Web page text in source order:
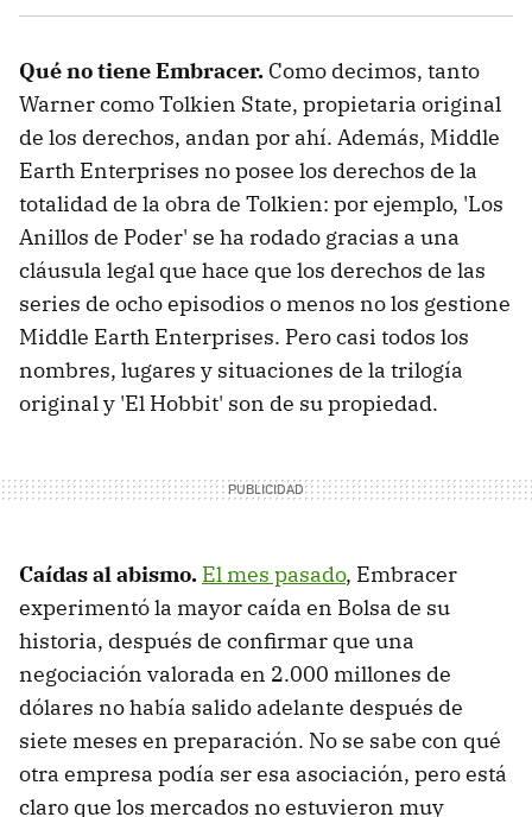
Qué no tiene Embracer. Como decimos, tanto
Warner como Tolkien State, propietaria original
de los derechos, andan por ahí. Además, Middle
Earth Enterprises no posee los derechos de la
totalidad de la obra de Tolkien: por ejemplo, 'Los
Anillos de Poder' se ha rodado gracias a una
cláusula legal que hace que los derechos de las
series de ocho episodios o menos no los gestione
Middle Earth Enterprises. Pero casi todos los
nombres, lugares y situaciones de la trilogía
original y 'El Hobbit' son de su propiedad.
Caídas al abismo. El mes pasado, Embracer
experimentó la mayor caída en Bolsa de su
historia, después de confirmar que una
negociación valorada en 2.000 millones de
dólares no había salido adelante después de
siete meses en preparación. No se sabe con qué
otra empresa podía ser esa asociación, pero está
claro que los mercados no estuvieron muy